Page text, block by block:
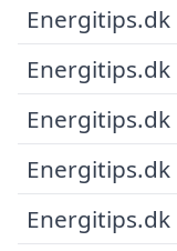
Energitips.dk
Energitips.dk
Energitips.dk
Energitips.dk
Energitips.dk